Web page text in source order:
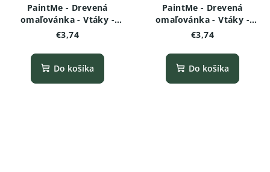
PaintMe - Drevená
omaľovánka - Vtáky -
Tukan
€3,74
Do košíka
PaintMe - Drevená
omaľovánka - Vtáky -
Plameniak
€3,74
Do košíka